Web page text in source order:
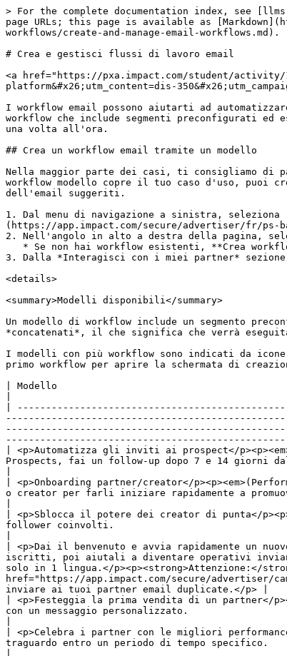
> For the complete documentation index, see [llms.txt](https://help.impact.com/llms.txt). Markdown versions of documentation pages are available by appending `.md` to page URLs; this page is available as [Markdown](https://help.impact.com/brand/it/what-would-you-like-to-learn-about/platform-features/reach-out-to-partners/email-workflows/create-and-manage-email-workflows.md).

# Crea e gestisci flussi di lavoro email

<a href="https://pxa.impact.com/student/activity/1117576?sid=0c0e3e5c-54c9-4435-9bee-ebcdccb7f292&#x26;sid_i=0?utm_source=app.impact.com&#x26;utm_medium=owned-platform&#x26;utm_content=dis-350&#x26;utm_campaign=help-center" class="button primary">Segui il corso PXA</a>

I workflow email possono aiutarti ad automatizzare le comunicazioni con i tuoi partner inviando email a segmenti specifici di partner. Puoi selezionare un modello di workflow che include segmenti preconfigurati ed esempi di testo email, oppure creare un workflow email da zero. Una volta attivati, i workflow email vengono eseguiti una volta all'ora.

## Crea un workflow email tramite un modello

Nella maggior parte dei casi, ti consigliamo di partire da un *workflow modello* e di modificare le condizioni del segmento in base alle tue esigenze. Se nessun workflow modello copre il tuo caso d'uso, puoi creare un [workflow personalizzato](#para-idm73509281162832) senza le condizioni del segmento partner o il testo dell'email suggeriti.

1. Dal menu di navigazione a sinistra, seleziona ![](/files/56eb48c7f3195590132b62ea75c0575abe0113e5) **\[Engage] → Partner → Automazione →** [**Workflow**](https://app.impact.com/secure/advertiser/fr/ps-bar-ui.ihtml).
2. Nell'angolo in alto a destra della pagina, seleziona **Crea workflow** → **Workflow email**.
   * Se non hai workflow esistenti, **Crea workflow** viene visualizzato al centro dello schermo.
3. Dalla *Interagisci con i miei partner* sezione, seleziona un modello di workflow email per iniziare.

<details>

<summary>Modelli disponibili</summary>

Un modello di workflow include un segmento preconfigurato e un testo iniziale per il contenuto dell'email. Alcuni modelli includono più workflow che sono *concatenati*, il che significa che verrà eseguita una sequenza di azioni in base alla configurazione dei workflow.

I modelli con più workflow sono indicati da icone colorate sulla scheda del modello. Se hai scelto un modello concatenato, dovrai selezionare **Modifica** sotto il primo workflow per aprire la